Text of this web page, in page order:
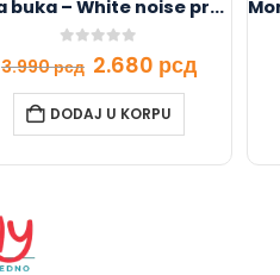
Bela buka – White noise prenosivi aparat LumaNoise CANGAROO
out of 5
3.990рсд 2.680 рсд
DODAJ U KORPU